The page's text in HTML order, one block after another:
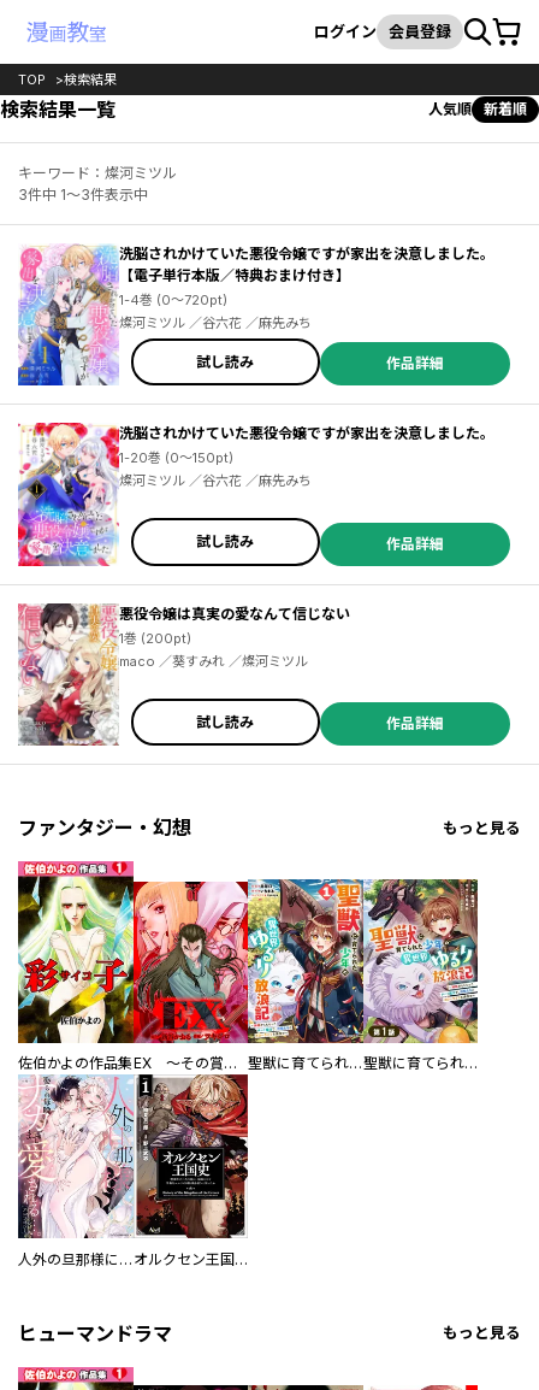
検索
ログイン 会員登録カート
TOP 検索結果
検索結果一覧 人気順 新着順
キーワード：燦河ミツル
3件中 1～3件表示中
洗脳されかけていた悪役令嬢ですが家出を決意しました。
【電子単行本版／特典おまけ付き】
1-4巻 (0～720pt)
燦河ミツル ／谷六花 ／麻先みち
試し読み 作品詳細
洗脳されかけていた悪役令嬢ですが家出を決意しました。
1-20巻 (0～150pt)
燦河ミツル ／谷六花 ／麻先みち
試し読み 作品詳細
悪役令嬢は真実の愛なんて信じない
1巻 (200pt)
maco ／葵すみれ ／燦河ミツル
試し読み 作品詳細
ファンタジー・幻想 もっと見る
佐伯かよの作品集 EX ～その賞金稼ぎは、世界の出口を探す～【単行本版】 聖獣に育てられた少年の異世界ゆるり放浪記～神様からもらったチート魔法で、仲間たちとスローライフを満喫中～ 聖獣に育てられた少年の異世界ゆるり放浪記～神様からもらったチート魔法で、仲間たちとスローライフを満喫中～【分冊版】
人外の旦那様に娶られ毎晩ナカまで愛される…。アンソロジー オルクセン王国史
ヒューマンドラマ もっと見る